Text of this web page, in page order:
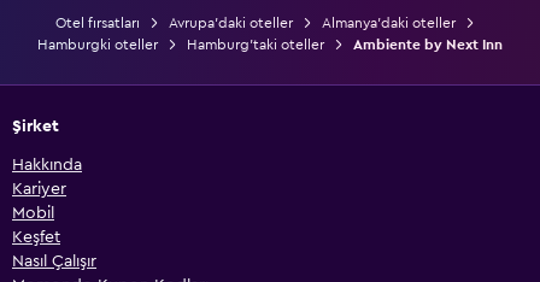
Otel fırsatları Avrupa'daki oteller
Almanya'daki oteller
Hamburgki oteller
Hamburg'taki oteller Ambiente by Next Inn
Şirket
Hakkında
Kariyer
Mobil
Keşfet
Nasıl Çalışır